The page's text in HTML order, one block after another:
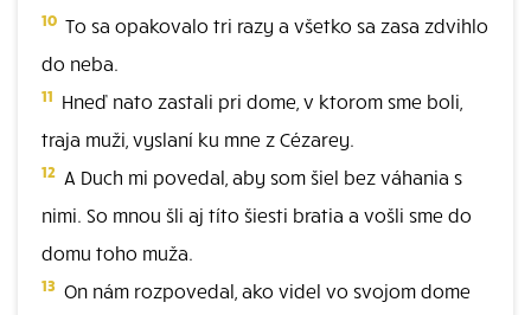
10 To sa opakovalo tri razy a všetko sa zasa zdvihlo
do neba.
11 Hneď nato zastali pri dome, v ktorom sme boli,
traja muži, vyslaní ku mne z Cézarey.
12 A Duch mi povedal, aby som šiel bez váhania s
nimi. So mnou šli aj títo šiesti bratia a vošli sme do
domu toho muža.
13 On nám rozpovedal, ako videl vo svojom dome